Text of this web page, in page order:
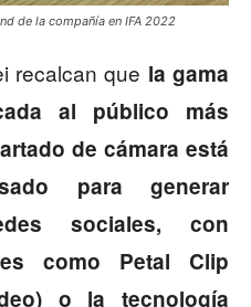
de la compañía en IFA 2022
recalcan que la gama
al público más
de cámara está
para generar
sociales, con
como Petal Clip
o la tecnología